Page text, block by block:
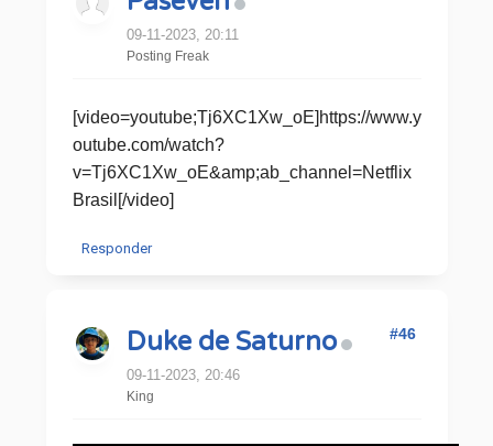
09-11-2023, 20:11
Posting Freak
[video=youtube;Tj6XC1Xw_oE]https://www.y
outube.com/watch?
v=Tj6XC1Xw_oE&amp;ab_channel=Netflix
Brasil[/video]
Responder
Duke de Saturno
09-11-2023, 20:46
King
#46